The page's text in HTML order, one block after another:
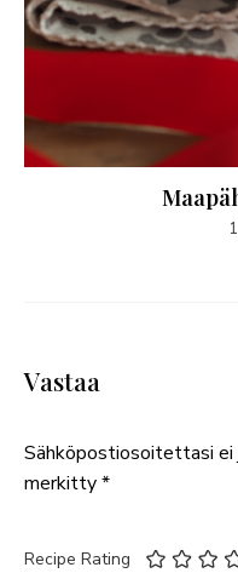
Vastaa
Sähköpostiosoitettasi ei
merkitty*
Recipe Rating